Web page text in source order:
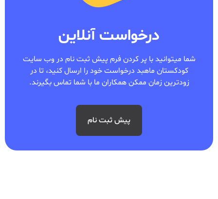
درخواست آنلاین
شما میتوانید با پر کردن فرم پیش ثبت نام در وب سایت
کودکستان ماهبد درخواست خود را ارسال کنید، تا در
زودترین زمان ممکن همکاران ما با شما تماس بگیرند.
پیش ثبت نام